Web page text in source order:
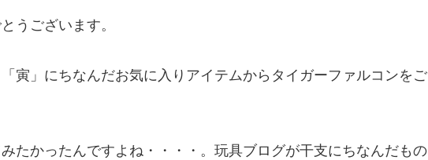
うございます。
寅」にちなんだお気に入りアイテムからタイガーファルコンをご
たかったんですよね・・・・。玩具ブログが干支にちなんだもの